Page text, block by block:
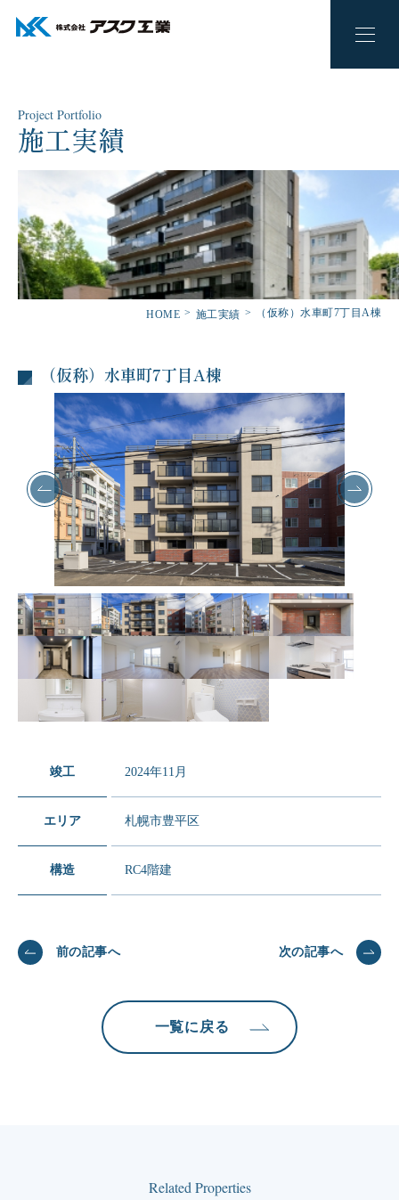
Project Portfolio
施工実績
HOME 施工実績 （仮称）水車町7丁目A棟
（仮称）水車町7丁目A棟
竣工 2024年11月
エリア 札幌市豊平区
構造 RC4階建
前の記事へ
一覧に戻る
次の記事へ
Related Properties